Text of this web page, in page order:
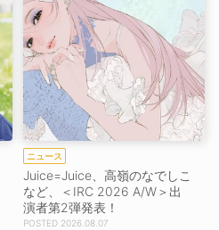
ニュース
Juice=Juice、高嶺のなでしこ
など、＜IRC 2026 A/W＞出
演者第2弾発表！
2026.08.07